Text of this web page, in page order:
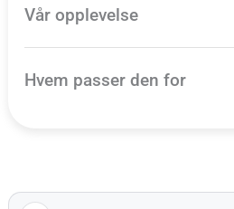
Vår opplevelse
Hvem passer den for